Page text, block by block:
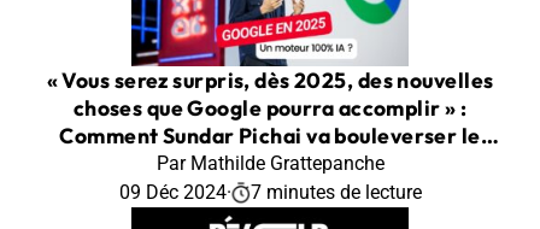
« Vous serez surpris, dès 2025, des nouvelles
choses que Google pourra accomplir » :
Comment Sundar Pichai va bouleverser le
moteur de recherche avec l’IA
Par Mathilde Grattepanche
09 Déc 2024· 7 minutes de lecture